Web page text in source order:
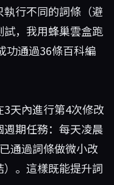
行不同的詞條（避
，我用蜂巢雲盒跑
功通過36條百科編
天內進行第4次修改
期任務：每天凌晨
通過詞條做微小改
。這樣既能提升詞